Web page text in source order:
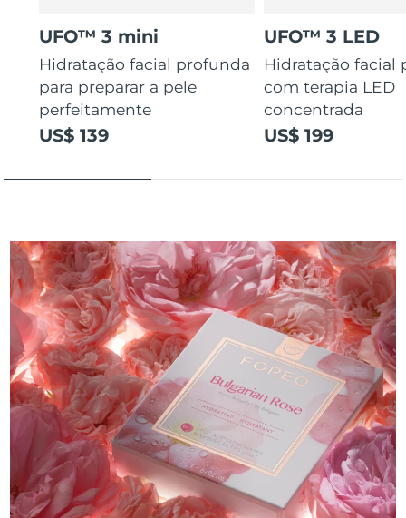
UFO™ 3 mini
Hidratação facial profunda
para preparar a pele
perfeitamente
US$ 139
UFO™ 3 LED
Hidratação facial
com terapia LED
concentrada
US$ 199